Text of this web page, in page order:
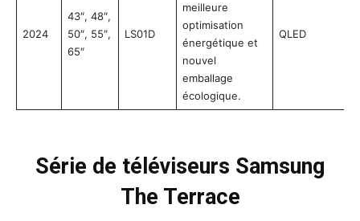
2024
43″, 48″,
50″, 55″,
65″
LS01D
meilleure
optimisation
énergétique et
nouvel
emballage
écologique.
QLED
Série de téléviseurs Samsung
The Terrace